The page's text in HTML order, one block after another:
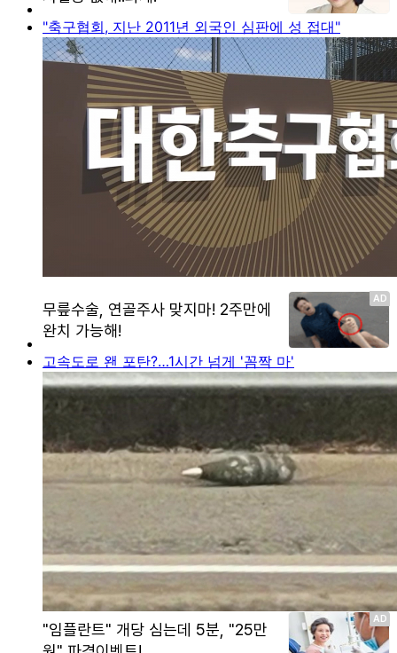
"축구협회, 지난 2011년 외국인 심판에 성 접대"
고속도로 왠 포탄?…1시간 넘게 '꼼짝 마'